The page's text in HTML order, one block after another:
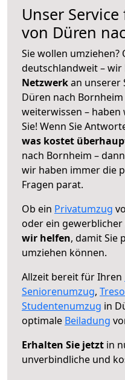
Unser
von Düren
Sie wollen umziehen?
deutschlandweit – wir
Netzwerkan unserer
Düren nach
weiterwissen –
Sie! Wenn Sie
was kostet
nach Bornheim –
wir haben immer die
Fragen parat.
Ob ein Privatumzug
oder ein
wir helfen, damit Sie
umziehen können.
Allzeit bereit für Ihren
Seniorenumzug,
Studentenumzug in
optimale Beiladung
Erhalten Sie jetzt in
unverbindliche und